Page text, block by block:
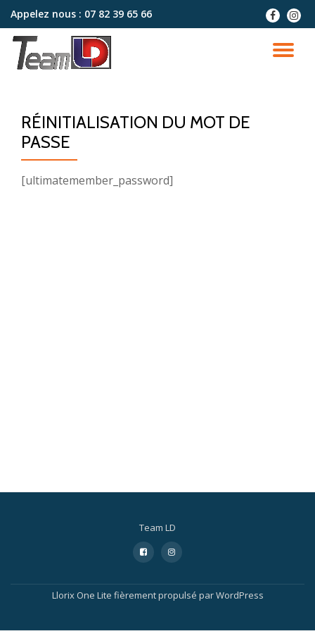
Aller
contenu
Appelez nous : 07 82 39 65 66
fa-
facebook
fa-
RÉINITIALISATION DU MOT DE
PASSE
[ultimatemember_password]
Team LD
secondaire
fa-
facebook-
fa-
instagram
Llorix One Lite fièrement propulsé parWordPress